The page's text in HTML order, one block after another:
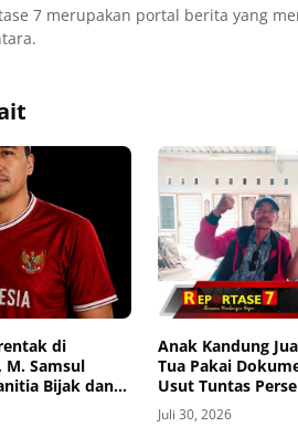
7 merupakan portal berita yang
di
M. Samsul
Bijak dan
Money
Anak Kandung
Tua Pakai
Usut Tuntas
Desa hingga BPN
Juli 30, 2026